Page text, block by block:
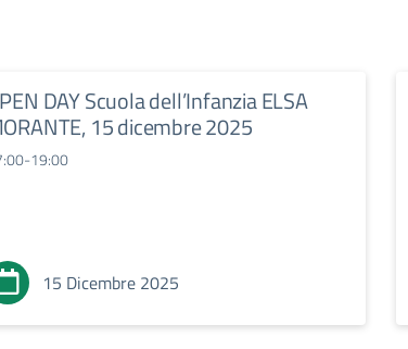
DAY Scuola dell’Infanzia ELSA
15 dicembre 2025
19:00
15 Dicembre 2025